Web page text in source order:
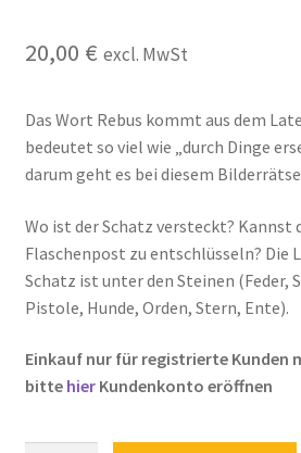
Mein Konto
Über Rätselkind
Versandarten
20,00 € excl. MwSt
Das Wort Rebus kommt aus dem
bedeutet so viel wie „durch Dinge
darum geht es bei diesem
Wo ist der Schatz versteckt? Kannst
Flaschenpost zu entschlüsseln? Die
Schatz ist unter den Steinen (Feder,
Pistole, Hunde, Orden, Stern, Ente).
Einkauf nur für registrierte Kunden
bitte hierKundenkonto eröffnen